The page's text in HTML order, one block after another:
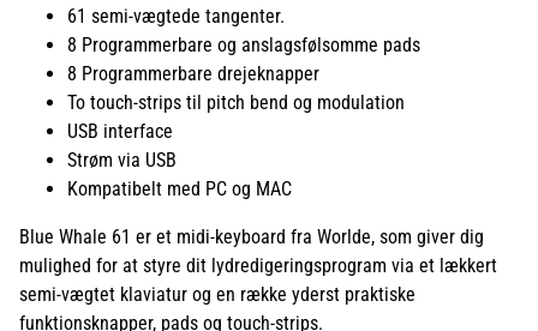
61 semi-vægtede tangenter.
8 Programmerbare og anslagsfølsomme pads
8 Programmerbare drejeknapper
To touch-strips til pitch bend og modulation
USB interface
Strøm via USB
Kompatibelt med PC og MAC
Blue Whale 61 er et midi-keyboard fra Worlde, som giver dig
mulighed for at styre dit lydredigeringsprogram via et lækkert
semi-vægtet klaviatur og en række yderst praktiske
funktionsknapper, pads og touch-strips.